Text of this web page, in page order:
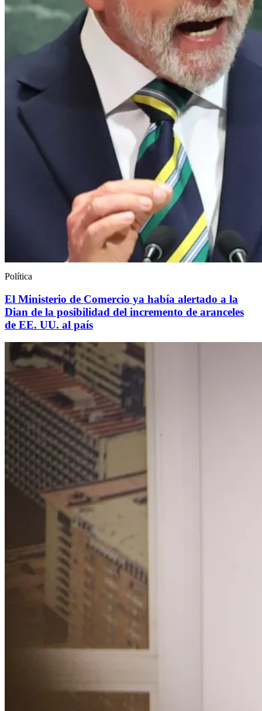
Política
El Ministerio de Comercio ya había alertado a la
Dian de la posibilidad del incremento de aranceles
de EE. UU. al país